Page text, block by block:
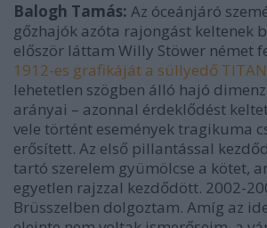
Balogh Tamás: Az óceánjáró
gőzhajók azóta rajongást keltenek
először láttam Willy Stöwer német
1912-es grafikáját a süllyedő
lehetetlen szögben álló hajó
arányai – azonnal érdeklődést
vele történt események tragikuma
erősített. Az első pillantással
tartó szerelem gyümölcse a kötet,
egyetlen rajzzal kezdődött. 2002-
Brüsszelben dolgoztam. Amíg az